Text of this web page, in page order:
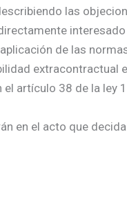
las
de las
extracontractual
artículo 38 de la
en el acto que